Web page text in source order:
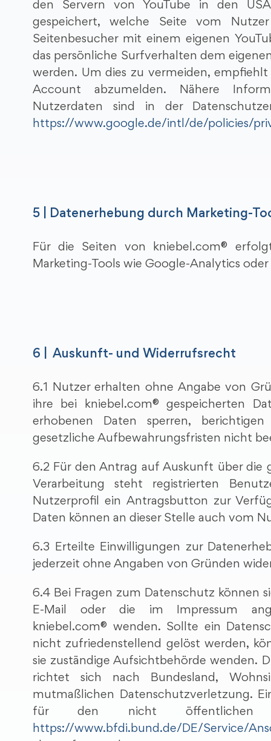
den Servern von YouTube in den
gespeichert, welche Seite vom
Seitenbesucher mit einem eigenen
das persönliche Surfverhalten dem
werden. Um dies zu vermeiden, empfiehlt
Account abzumelden. Nähere
Nutzerdaten sind in der
https://www.google.de/intl/de/policies/
5 | Datenerhebung durch Marketing-
Für die Seiten von kniebel.com®
Marketing-Tools wie Google-Analytics oder
6 | Auskunft- und Widerrufsrecht
6.1 Nutzer erhalten ohne Angabe von
ihre bei kniebel.com® gespeicherten
erhobenen Daten sperren,
gesetzliche Aufbewahrungsfristen nicht
6.2 Für den Antrag auf Auskunft über die
Verarbeitung steht registrierten
Nutzerprofil ein Antragsbutton zur
Daten können an dieser Stelle auch vom
6.3 Erteilte Einwilligungen zur
jederzeit ohne Angaben von Gründen
6.4 Bei Fragen zum Datenschutz können
E-Mail oder die im Impressum
kniebel.com® wenden. Sollte ein
nicht zufriedenstellend gelöst werden,
sie zuständige Aufsichtbehörde wenden.
richtet sich nach Bundesland,
mutmaßlichen Datenschutzverletzung.
für den nicht öffentlichen
https://www.bfdi.bund.de/DE/Service/